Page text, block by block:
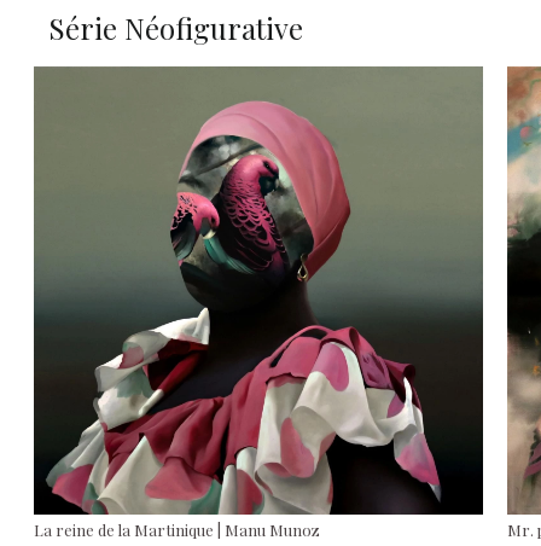
Série Néofigurative
La reine de la Martinique | Manu Munoz Mr.